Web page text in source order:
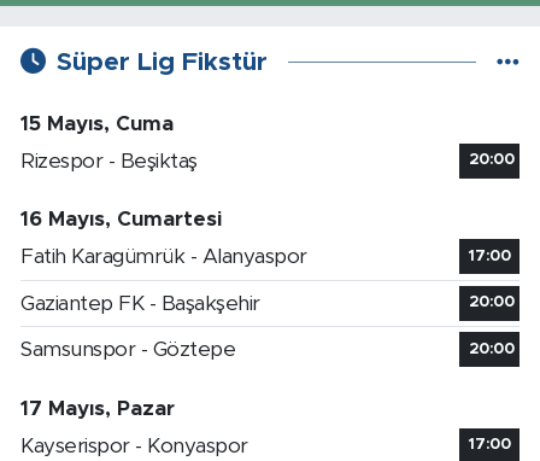
Süper Lig Fikstür
15 Mayıs, Cuma
Rizespor - Beşiktaş
20:00
16 Mayıs, Cumartesi
Fatih Karagümrük - Alanyaspor
17:00
Gaziantep FK - Başakşehir 20:00
Samsunspor - Göztepe 20:00
17 Mayıs, Pazar
Kayserispor - Konyaspor
17:00